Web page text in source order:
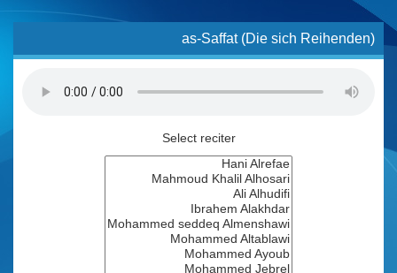
as-Saffat (Die sich Reihenden)
Select reciter